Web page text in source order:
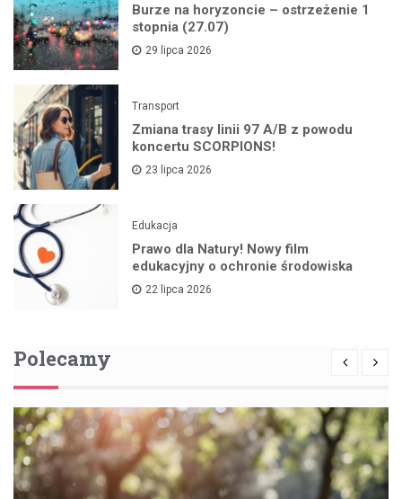
Burze na horyzoncie – ostrzeżenie 1
stopnia (27.07)
29 lipca 2026
Transport
Zmiana trasy linii 97 A/B z powodu
koncertu SCORPIONS!
23 lipca 2026
Edukacja
Prawo dla Natury! Nowy film
edukacyjny o ochronie środowiska
22 lipca 2026
Polecamy